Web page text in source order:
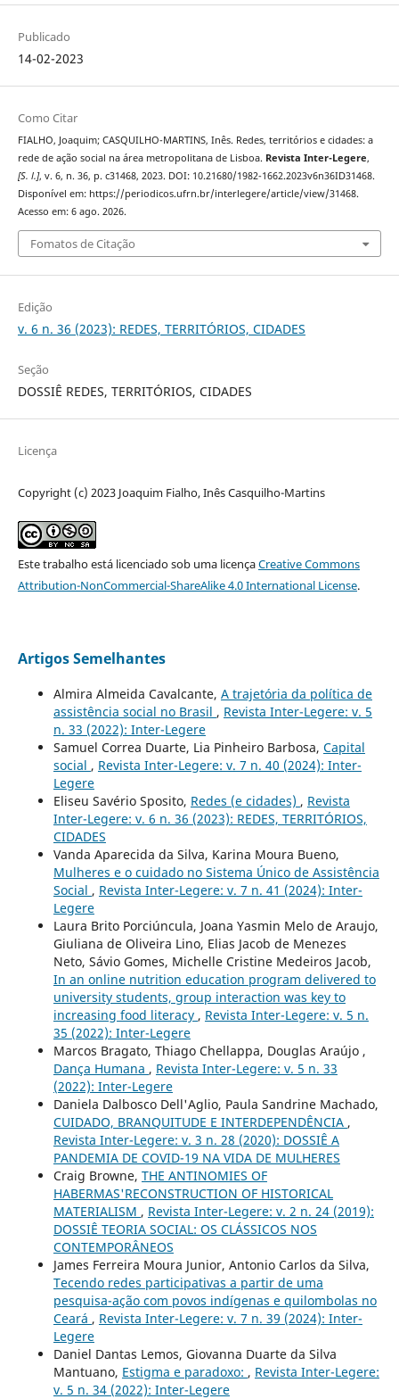
Publicado
14-02-2023
Como Citar
FIALHO, Joaquim; CASQUILHO-MARTINS, Inês. Redes, territórios e cidades: a
rede de ação social na área metropolitana de Lisboa. Revista Inter-Legere,
[S. l.], v. 6, n. 36, p. c31468, 2023. DOI: 10.21680/1982-1662.2023v6n36ID31468.
Disponível em: https://periodicos.ufrn.br/interlegere/article/view/31468.
Acesso em: 6 ago. 2026.
Fomatos de Citação
Edição
v. 6 n. 36 (2023): REDES, TERRITÓRIOS, CIDADES
Seção
DOSSIÊ REDES, TERRITÓRIOS, CIDADES
Licença
Copyright (c) 2023 Joaquim Fialho, Inês Casquilho-Martins
Este trabalho está licenciado sob uma licençaCreative Commons
Attribution-NonCommercial-ShareAlike 4.0 International License.
Artigos Semelhantes
Almira Almeida Cavalcante, A trajetória da política de
assistência social no Brasil , Revista Inter-Legere: v. 5
n. 33 (2022): Inter-Legere
Samuel Correa Duarte, Lia Pinheiro Barbosa, Capital
social , Revista Inter-Legere: v. 7 n. 40 (2024): Inter-
Legere
Eliseu Savério Sposito, Redes (e cidades) , Revista
Inter-Legere: v. 6 n. 36 (2023): REDES, TERRITÓRIOS,
CIDADES
Vanda Aparecida da Silva, Karina Moura Bueno,
Mulheres e o cuidado no Sistema Único de Assistência
Social , Revista Inter-Legere: v. 7 n. 41 (2024): Inter-
Legere
Laura Brito Porciúncula, Joana Yasmin Melo de Araujo,
Giuliana de Oliveira Lino, Elias Jacob de Menezes
Neto, Sávio Gomes, Michelle Cristine Medeiros Jacob,
In an online nutrition education program delivered to
university students, group interaction was key to
increasing food literacy , Revista Inter-Legere: v. 5 n.
35 (2022): Inter-Legere
Marcos Bragato, Thiago Chellappa, Douglas Araújo ,
Dança Humana , Revista Inter-Legere: v. 5 n. 33
(2022): Inter-Legere
Daniela Dalbosco Dell'Aglio, Paula Sandrine Machado,
CUIDADO, BRANQUITUDE E INTERDEPENDÊNCIA ,
Revista Inter-Legere: v. 3 n. 28 (2020): DOSSIÊ A
PANDEMIA DE COVID-19 NA VIDA DE MULHERES
Craig Browne, THE ANTINOMIES OF
HABERMAS'RECONSTRUCTION OF HISTORICAL
MATERIALISM , Revista Inter-Legere: v. 2 n. 24 (2019):
DOSSIÊ TEORIA SOCIAL: OS CLÁSSICOS NOS
CONTEMPORÂNEOS
James Ferreira Moura Junior, Antonio Carlos da Silva,
Tecendo redes participativas a partir de uma
pesquisa-ação com povos indígenas e quilombolas no
Ceará , Revista Inter-Legere: v. 7 n. 39 (2024): Inter-
Legere
Daniel Dantas Lemos, Giovanna Duarte da Silva
Mantuano, Estigma e paradoxo: , Revista Inter-Legere:
v. 5 n. 34 (2022): Inter-Legere